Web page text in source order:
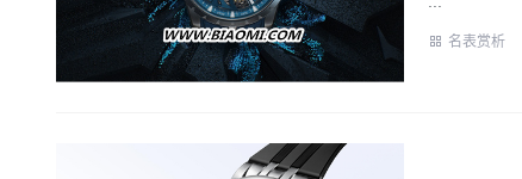
名表赏析